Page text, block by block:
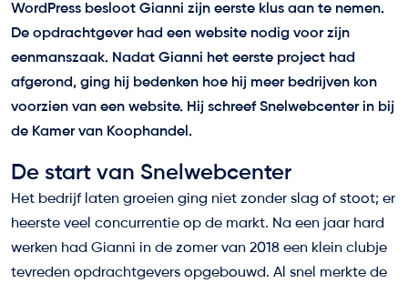
WordPress besloot Gianni zijn eerste klus aan te nemen.
De opdrachtgever had een website nodig voor zijn
eenmanszaak. Nadat Gianni het eerste project had
afgerond, ging hij bedenken hoe hij meer bedrijven kon
voorzien van een website. Hij schreef Snelwebcenter in bij
de Kamer van Koophandel.
De start van Snelwebcenter
Het bedrijf laten groeien ging niet zonder slag of stoot; er
heerste veel concurrentie op de markt. Na een jaar hard
werken had Gianni in de zomer van 2018 een klein clubje
tevreden opdrachtgevers opgebouwd. Al snel merkte de